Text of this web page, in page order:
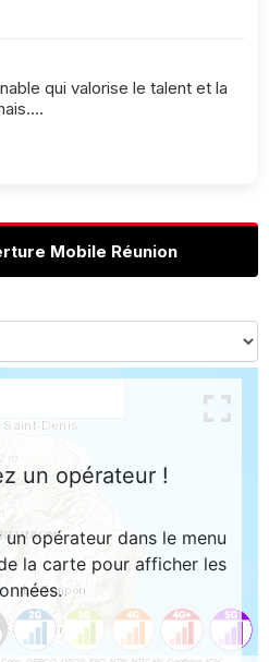
qui valorise le talent et la
Mobile Réunion